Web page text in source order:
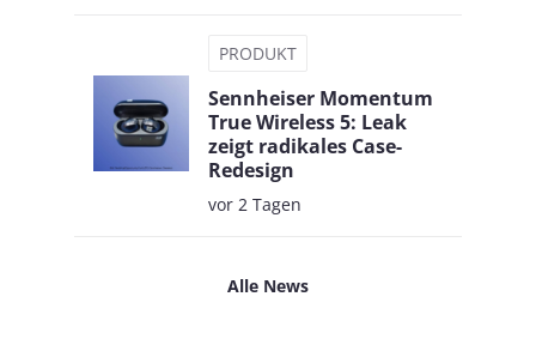
PRODUKT
Sennheiser Momentum
True Wireless 5: Leak
zeigt radikales Case-
Redesign
vor 2 Tagen
Alle News